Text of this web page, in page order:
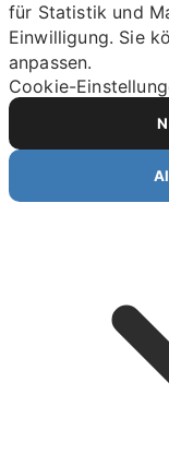
für Statistik und
Einwilligung. Sie
anpassen.
Cookie-